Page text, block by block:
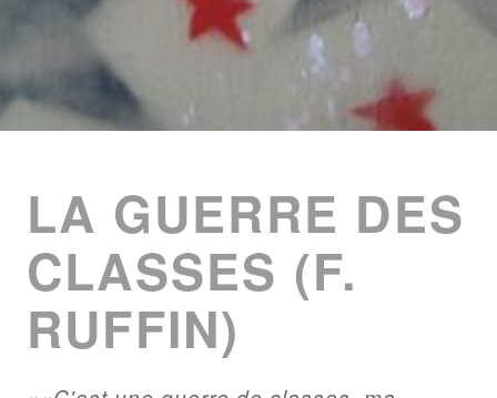
LA GUERRE DES
CLASSES (F.
RUFFIN)